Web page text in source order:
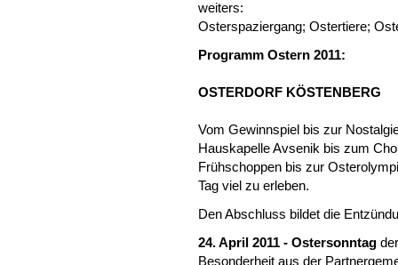
weiters:
Osterspaziergang; Ostertiere;
Programm Ostern 2011:
OSTERDORF KÖSTENBERG
Vom Gewinnspiel bis zur
Hauskapelle Avsenik bis zum
Frühschoppen bis zur
Tag viel zu erleben.
Den Abschluss bildet die
24. April 2011 - Ostersonntag
Besonderheit aus der